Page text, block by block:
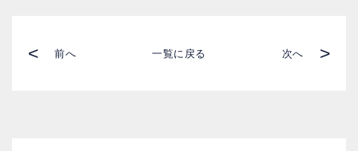
< 前へ 一覧に戻る 次へ >